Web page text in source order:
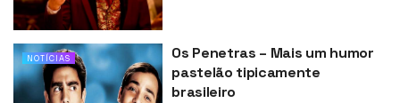
NOTÍCIAS
Os Penetras – Mais um humor
pastelão tipicamente
brasileiro